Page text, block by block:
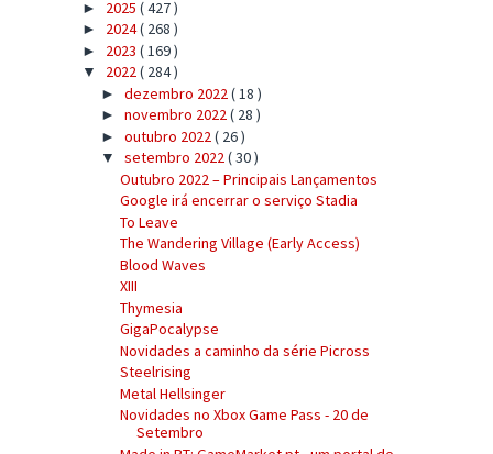
► 2025 ( 427 )
► 2024( 268 )
► 2023 ( 169 )
▼ 2022( 284 )
► dezembro 2022( 18 )
► novembro 2022( 28 )
► outubro 2022( 26 )
▼ setembro 2022( 30 )
Outubro 2022 – Principais Lançamentos
Google irá encerrar o serviço Stadia
To Leave
The Wandering Village (Early Access)
Blood Waves
XIII
Thymesia
GigaPocalypse
Novidades a caminho da série Picross
Steelrising
Metal Hellsinger
Novidades no Xbox Game Pass - 20 de
Setembro